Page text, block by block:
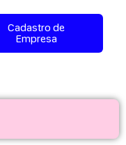
Cadastro de
Empresa